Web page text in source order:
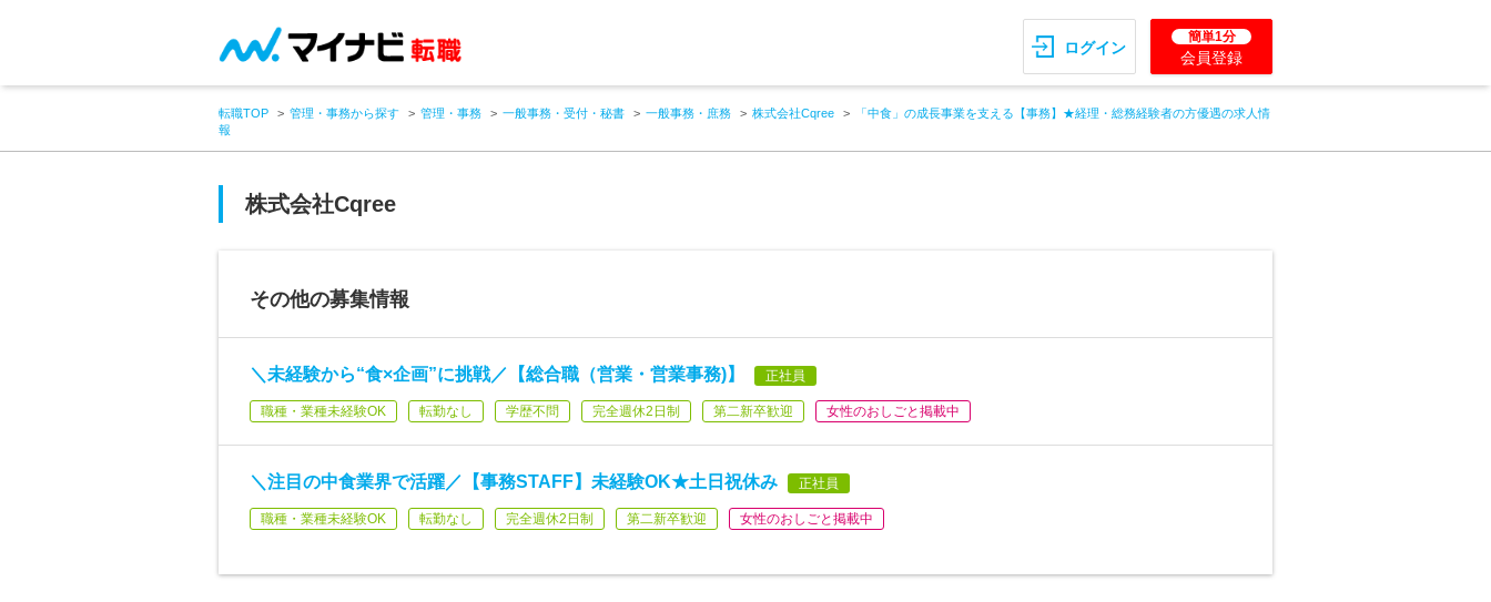
ログイン
簡単1分
会員登録
転職TOP 管理・事務から探す 管理・事務 一般事務・受付・秘書 一般事務・庶務 株式会社Cqree
「中食」の成長事業を支える【事務】★経理・総務経験者の方優遇の求人情
報
株式会社Cqree
その他の募集情報
＼未経験から“食×企画”に挑戦／【総合職（営業・営業事務)】 正社員
職種・業種未経験OK 転勤なし 学歴不問 完全週休2日制 第二新卒歓迎 女性のおしごと掲載中
＼注目の中食業界で活躍／【事務STAFF】未経験OK★土日祝休み 正社員
職種・業種未経験OK 転勤なし 完全週休2日制 第二新卒歓迎 女性のおしごと掲載中